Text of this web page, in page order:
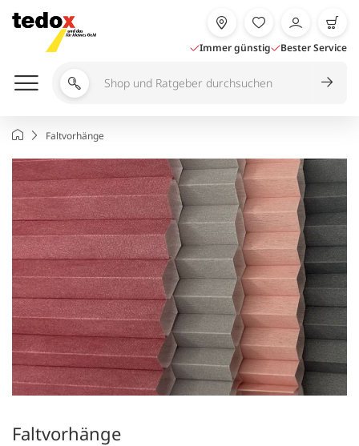
Inhalt
springen
Immer günstig Bester Service
Shop
durchsuchen
StartseiteFaltvorhänge
Faltvorhänge